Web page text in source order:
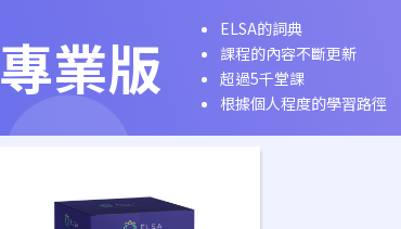
專業版
ELSA的詞典
課程的內容不斷更新
超過5千堂課
根據個人程度的學習路徑